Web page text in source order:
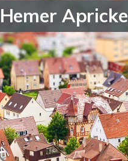
Apricke